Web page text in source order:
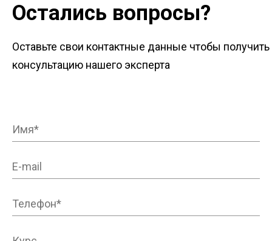
Остались вопросы?
Оставьте свои контактные данные чтобы
консультацию нашего эксперта